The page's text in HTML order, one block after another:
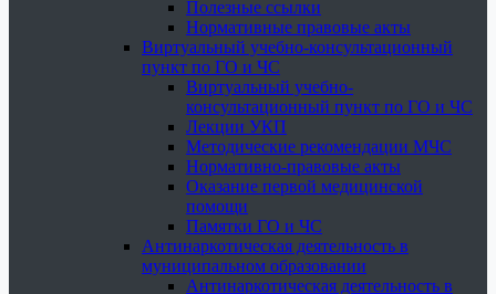
Полезные ссылки
Нормативные правовые акты
Виртуальный учебно-консультационный
пункт по ГО и ЧС
Виртуальный учебно-
консультационный пункт по ГО и ЧС
Лекции УКП
Методические рекомендации МЧС
Нормативно-правовые акты
Оказание первой медицинской
помощи
Памятки ГО и ЧС
Антинаркотическая деятельность в
муниципальном образовании
Антинаркотическая деятельность в